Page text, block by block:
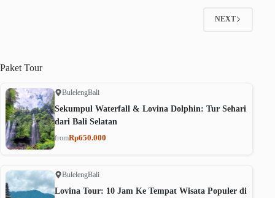
NEXT
Paket Tour
BulelengBali
Sekumpul Waterfall & Lovina Dolphin: Tur Sehari
dari Bali Selatan
fromRp650.000
BulelengBali
Lovina Tour: 10 Jam Ke Tempat Wisata Populer di